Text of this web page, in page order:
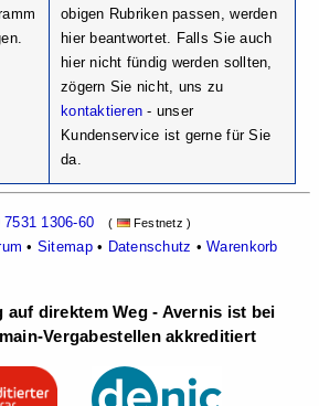
obigen Rubriken passen, werden
hier beantwortet. Falls Sie auch
hier nicht fündig werden sollten,
zögern Sie nicht, uns zu
kontaktieren - unser
Kundenservice ist gerne für Sie
da.
1306-60 ( Festnetz )
• Sitemap• Datenschutz •Warenkorb
auf direktem Weg - Avernis ist bei
Vergabestellen akkreditiert